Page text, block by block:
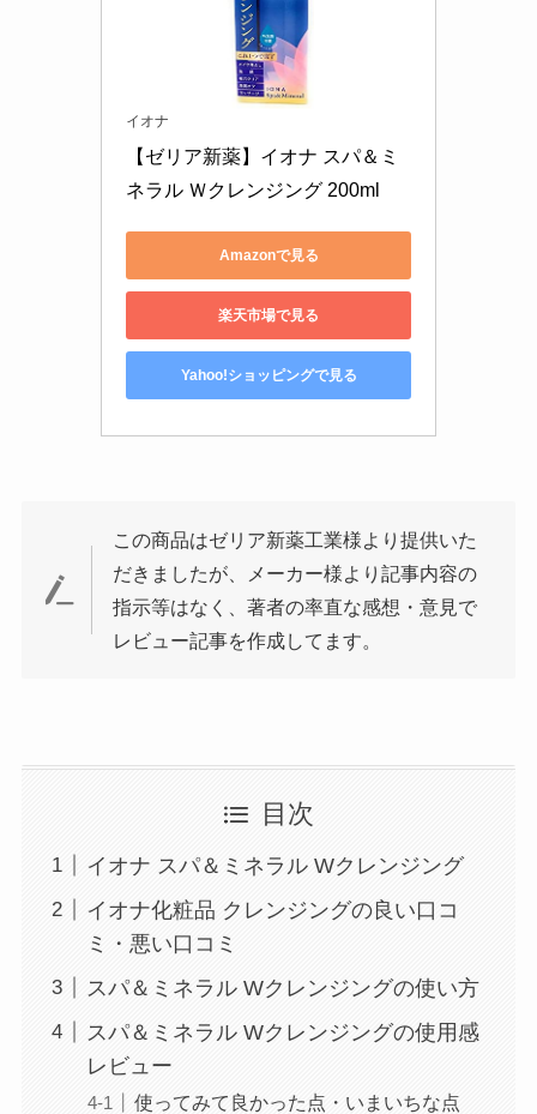
イオナ
【ゼリア新薬】イオナ スパ＆ミ
ネラル Ｗクレンジング 200ml
Amazonで見る
楽天市場で見る
Yahoo!ショッピングで見る
この商品はゼリア新薬工業様より提供いた
だきましたが、メーカー様より記事内容の
指示等はなく、著者の率直な感想・意見で
レビュー記事を作成してます。
目次
イオナ スパ＆ミネラル Wクレンジング
イオナ化粧品 クレンジングの良い口コ
ミ・悪い口コミ
スパ＆ミネラル Wクレンジングの使い方
スパ＆ミネラル Wクレンジングの使用感
レビュー
使ってみて良かった点・いまいちな点